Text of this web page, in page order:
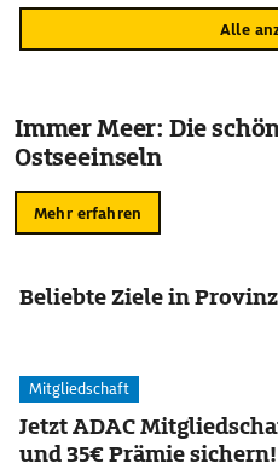
Alle
Immer Meer: Die
Ostseeinseln
Mehr erfahren
Beliebte Ziele in
Mitgliedschaft
Jetzt ADAC
und 35€ Prämie sichern!